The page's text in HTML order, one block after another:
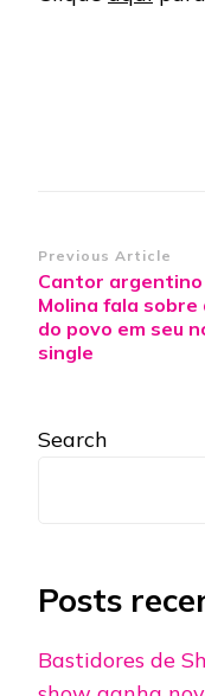
Post
Previous Article
Cantor argentino
Molina fala sobre
do povo em seu
single
Search
Posts
Bastidores de